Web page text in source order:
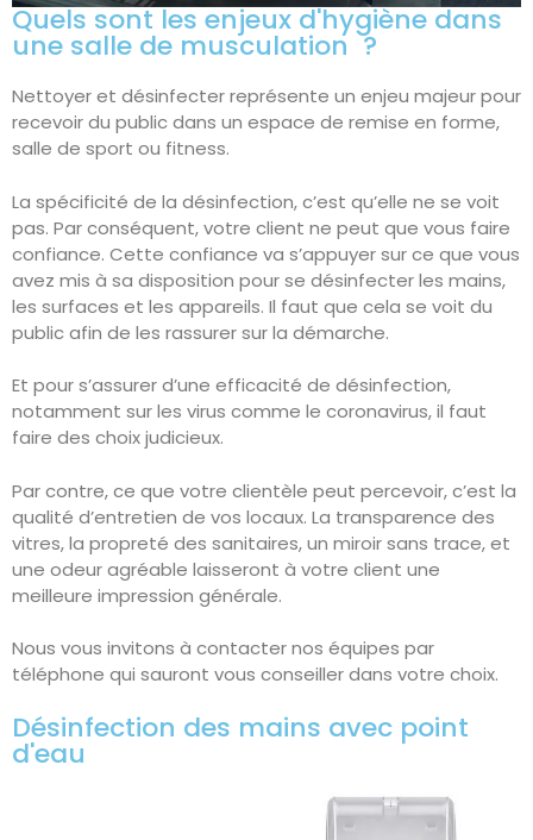
Quels sont les enjeux d'hygiène dans
une salle de musculation ?
Nettoyer et désinfecter représente un enjeu majeur pour
recevoir du public dans un espace de remise en forme,
salle de sport ou fitness.
La spécificité de la désinfection, c’est qu’elle ne se voit
pas. Par conséquent, votre client ne peut que vous faire
confiance. Cette confiance va s’appuyer sur ce que vous
avez mis à sa disposition pour se désinfecter les mains,
les surfaces et les appareils. Il faut que cela se voit du
public afin de les rassurer sur la démarche.
Et pour s’assurer d’une efficacité de désinfection,
notamment sur les virus comme le coronavirus, il faut
faire des choix judicieux.
Par contre, ce que votre clientèle peut percevoir, c’est la
qualité d’entretien de vos locaux. La transparence des
vitres, la propreté des sanitaires, un miroir sans trace, et
une odeur agréable laisseront à votre client une
meilleure impression générale.
Nous vous invitons à contacter nos équipes par
téléphone qui sauront vous conseiller dans votre choix.
Désinfection des mains avec point
d'eau